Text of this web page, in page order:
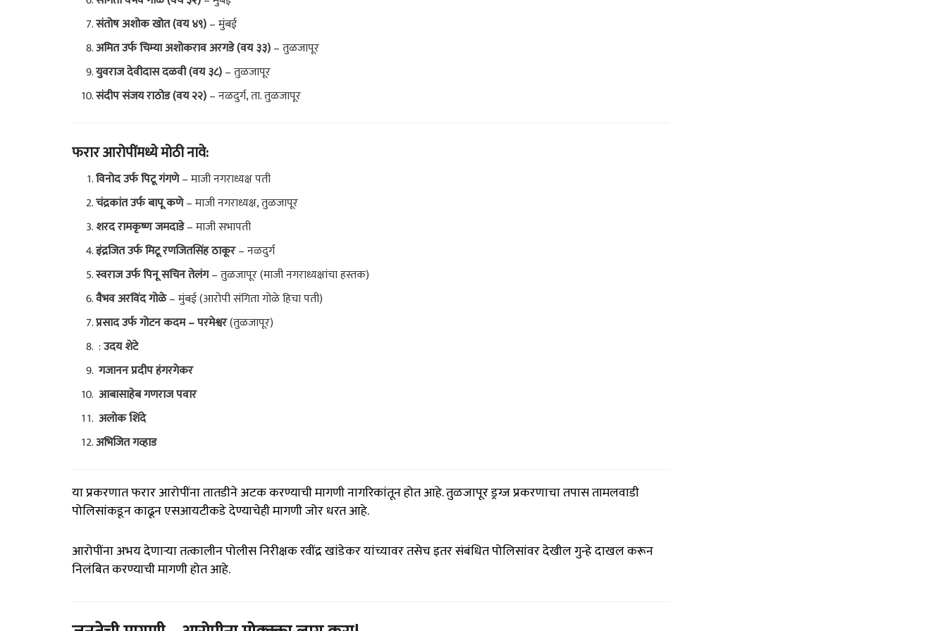
संतोष अशोक खोत (वय ४९)– मुंबई
अमित उर्फ चिम्या अशोकराव अरगडे (वय ३३)– तुळजापूर
युवराज देवीदास दळवी (वय ३८)– तुळजापूर
संदीप संजय राठोड (वय २२)– नळदुर्ग, ता. तुळजापूर
फरार आरोपींमध्ये मोठी नावे:
विनोद उर्फ पिटू गंगणे– माजी नगराध्यक्ष पती
चंद्रकांत उर्फ बापू कणे– माजी नगराध्यक्ष, तुळजापूर
शरद रामकृष्ण जमदाडे– माजी सभापती
इंद्रजित उर्फ मिटू रणजितसिंह ठाकूर– नळदुर्ग
स्वराज उर्फ पिनू सचिन तेलंग– तुळजापूर (माजी नगराध्यक्षांचा हस्तक)
वैभव अरविंद गोळे– मुंबई (आरोपी संगिता गोळे हिचा पती)
प्रसाद उर्फ गोटन कदम – परमेश्वर(तुळजापूर)
:उदय शेटे
गजानन प्रदीप हंगरगेकर
आबासाहेब गणराज पवार
अलोक शिंदे
अभिजित गव्हाड
या प्रकरणात फरार आरोपींना तातडीने अटक करण्याची मागणी नागरिकांतून होत आहे. तुळजापूर ड्रग्ज प्रकरणाचा तपास तामलवाडी
पोलिसांकडून काढून एसआयटीकडे देण्याचेही मागणी जोर धरत आहे.
आरोपींना अभय देणाऱ्या तत्कालीन पोलीस निरीक्षक रवींद्र खांडेकर यांच्यावर तसेच इतर संबंधित पोलिसांवर देखील गुन्हे दाखल करून
निलंबित करण्याची मागणी होत आहे.